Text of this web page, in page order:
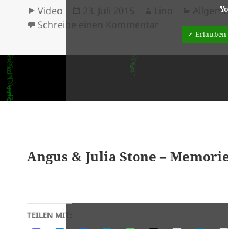
✓ Erlauben
Format
Video
Schreibe einen Kommentar
zu Birdy –
Angus & Julia Stone –
TEILEN MIT: